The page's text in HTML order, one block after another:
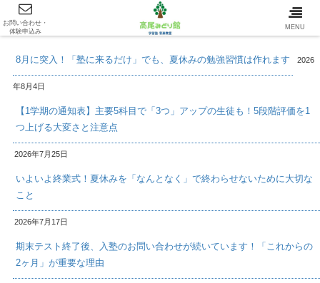
最新情報/INFOMATION
8月に突入！「塾に来るだけ」でも、夏休みの勉強習慣は作れます 2026
年8月4日
【1学期の通知表】主要5科目で「3つ」アップの生徒も！5段階評価を1
つ上げる大変さと注意点
2026年7月25日
いよいよ終業式！夏休みを「なんとなく」で終わらせないために大切な
こと
2026年7月17日
期末テスト終了後、入塾のお問い合わせが続いています！「これからの
2ヶ月」が重要な理由
お問い合わせ・
体験申込み
MENU